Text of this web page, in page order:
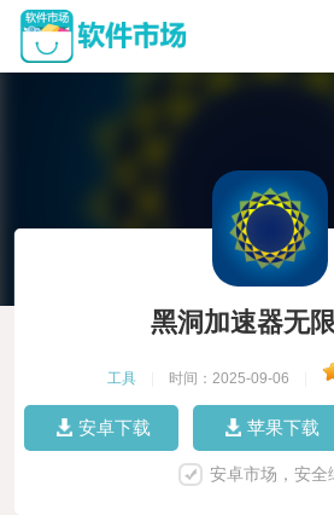
黑洞加速器无
工具 时间：2025-09-06
安卓下载 苹果下载
安卓市场，安全